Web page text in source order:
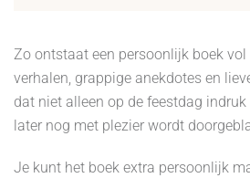
Zo ontstaat een persoonlijk boek vol
verhalen, grappige anekdotes en
dat niet alleen op de feestdag
later nog met plezier wordt
Je kunt het boek extra persoonlijk